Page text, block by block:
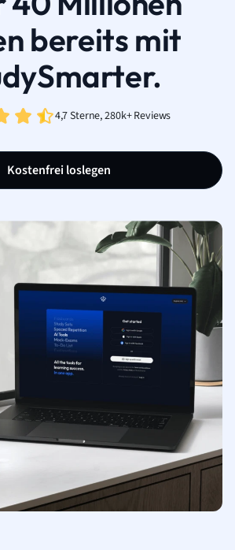
bereits mit
4,7 Sterne, 280k+ Reviews
Kostenfrei loslegen